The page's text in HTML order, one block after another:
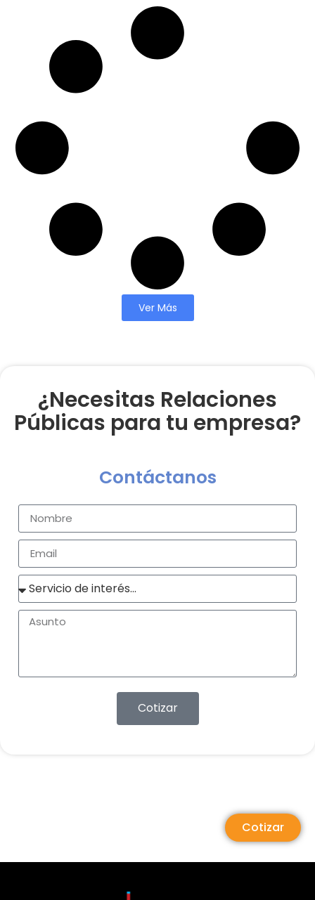
Ver Más
¿Necesitas Relaciones
Públicas para tu empresa?
Contáctanos
Cotizar
Cotizar